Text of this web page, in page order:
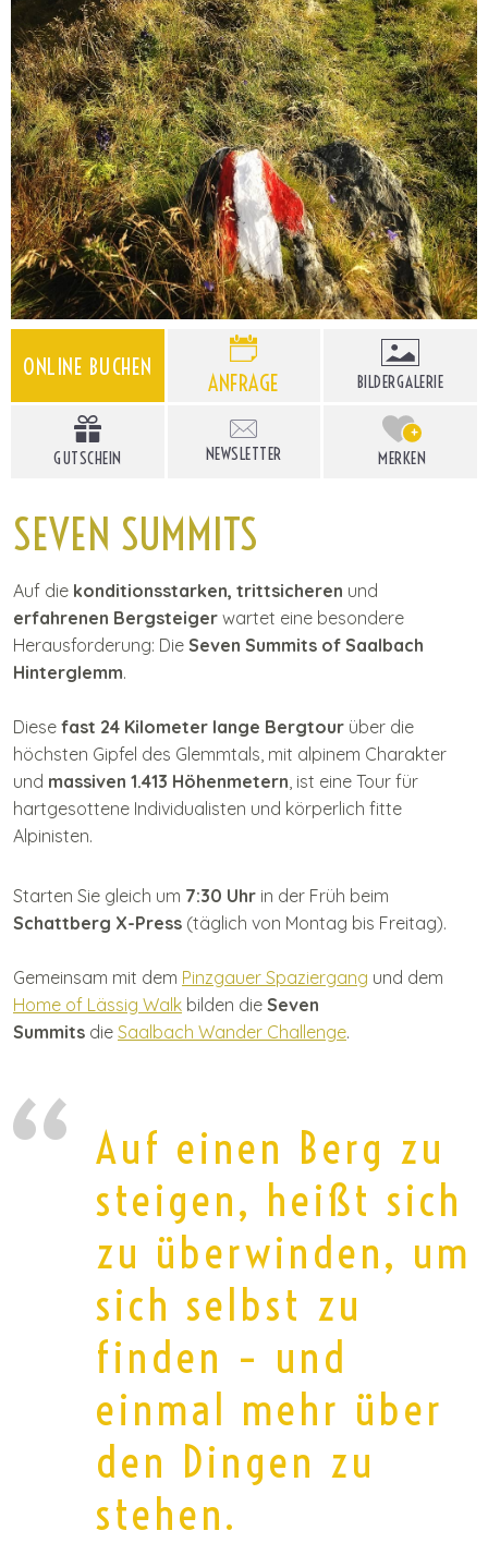
ONLINE BUCHEN
ANFRAGE BILDERGALERIE
GUTSCHEIN NEWSLETTER MERKEN
+
SEVEN SUMMITS
Auf die konditionsstarken, trittsicheren und
erfahrenen Bergsteiger wartet eine besondere
Herausforderung: Die Seven Summits of Saalbach
Hinterglemm.
Diese fast 24 Kilometer lange Bergtour über die
höchsten Gipfel des Glemmtals, mit alpinem Charakter
und massiven 1.413 Höhenmetern, ist eine Tour für
hartgesottene Individualisten und körperlich fitte
Alpinisten.
Starten Sie gleich um 7:30 Uhr in der Früh beim
Schattberg X-Press (täglich von Montag bis Freitag).
Gemeinsam mit dem Pinzgauer Spaziergang und dem
Home of Lässig Walk bilden die Seven
Summits die Saalbach Wander Challenge.
Auf einen Berg zu
steigen, heißt sich
zu überwinden, um
sich selbst zu
finden – und
einmal mehr über
den Dingen zu
stehen.